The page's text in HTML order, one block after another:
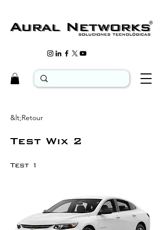
&lt;Retour
Test Wix 2
Test 1